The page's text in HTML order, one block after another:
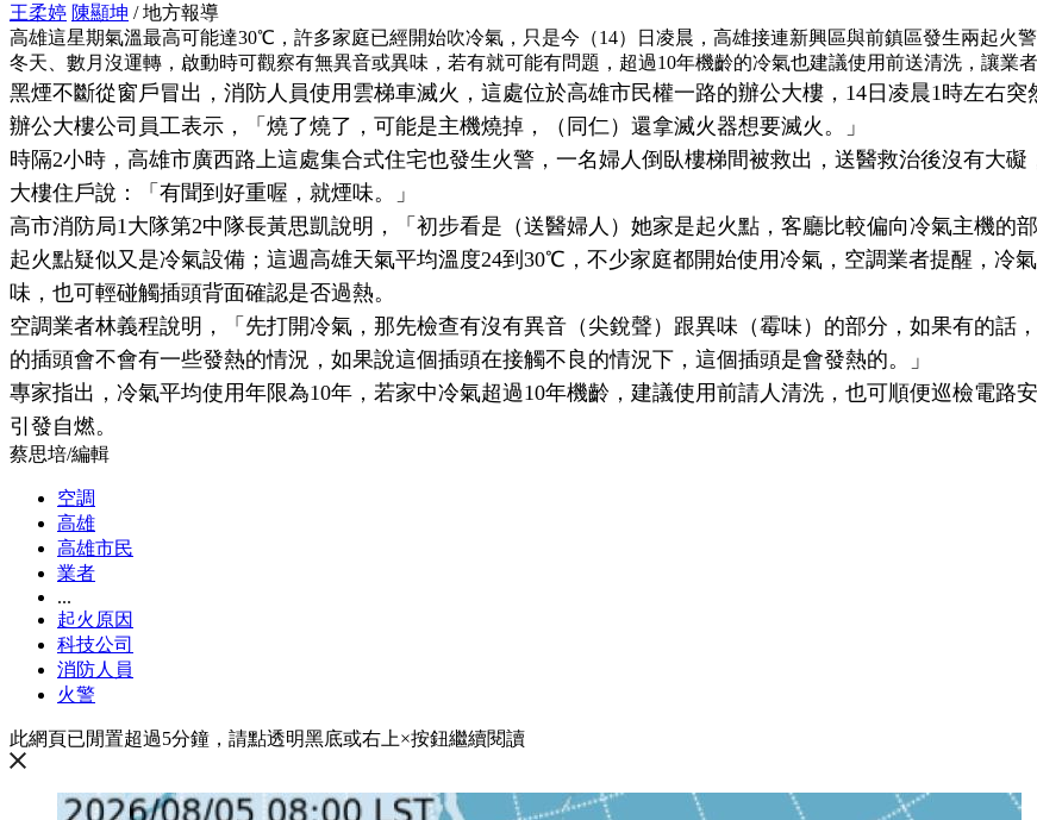
王柔婷 陳顯坤 / 地方報導
高雄這星期氣溫最高可能達30℃，許多家庭已經開始吹冷氣，只是今（14）日凌晨，高雄接連新興區與前鎮區發生兩起火
冬天、數月沒運轉，啟動時可觀察有無異音或異味，若有就可能有問題，超過10年機齡的冷氣也建議使用前送清洗，讓業
黑煙不斷從窗戶冒出，消防人員使用雲梯車滅火，這處位於高雄市民權一路的辦公大樓，14日凌晨1時左右
辦公大樓公司員工表示，「燒了燒了，可能是主機燒掉，（同仁）還拿滅火器想要滅火。」
時隔2小時，高雄市廣西路上這處集合式住宅也發生火警，一名婦人倒臥樓梯間被救出，送醫救治後沒有大礙
大樓住戶說：「有聞到好重喔，就煙味。」
高市消防局1大隊第2中隊長黃思凱說明，「初步看是（送醫婦人）她家是起火點，客廳比較偏向冷氣主機的
起火點疑似又是冷氣設備；這週高雄天氣平均溫度24到30℃，不少家庭都開始使用冷氣，空調業者提醒，冷
味，也可輕碰觸插頭背面確認是否過熱。
空調業者林義程說明，「先打開冷氣，那先檢查有沒有異音（尖銳聲）跟異味（霉味）的部分，如果有的話
的插頭會不會有一些發熱的情況，如果說這個插頭在接觸不良的情況下，這個插頭是會發熱的。」
專家指出，冷氣平均使用年限為10年，若家中冷氣超過10年機齡，建議使用前請人清洗，也可順便巡檢電路
引發自燃。
蔡思培/編輯
空調
高雄
高雄市民
業者
...
起火原因
科技公司
消防人員
火警
此網頁已閒置超過5分鐘，請點透明黑底或右上×按鈕繼續閱讀